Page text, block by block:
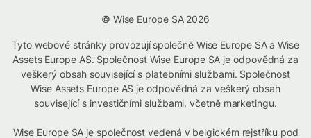
© Wise Europe SA 2026
Tyto webové stránky provozují společně Wise Europe SA a Wise
Assets Europe AS. Společnost Wise Europe SA je odpovědná za
veškerý obsah související s platebními službami. Společnost
Wise Assets Europe AS je odpovědná za veškerý obsah
související s investičními službami, včetně marketingu.
Wise Europe SA je společnost vedená v belgickém rejstříku pod